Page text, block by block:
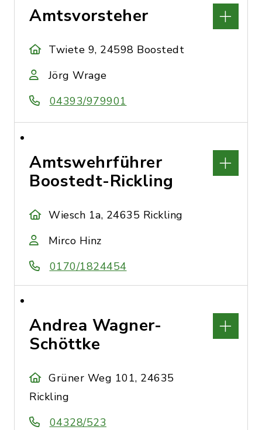
Amtsvorsteher
Twiete 9, 24598 Boostedt
Jörg Wrage
04393/979901
Amtswehrführer
Boostedt-Rickling
Wiesch 1a, 24635 Rickling
Mirco Hinz
0170/1824454
Andrea Wagner-
Schöttke
Grüner Weg 101, 24635
Rickling
04328/523